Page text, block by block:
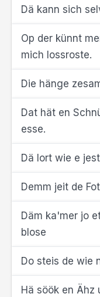
Dä kann sich
Op der künnt
mich lossroste.
Die hänge
Dat hät en
esse.
Dä lort wie e
Demm jeit de
Däm ka'mer jo
blose
Do steis de wie
Hä söök en Ähz